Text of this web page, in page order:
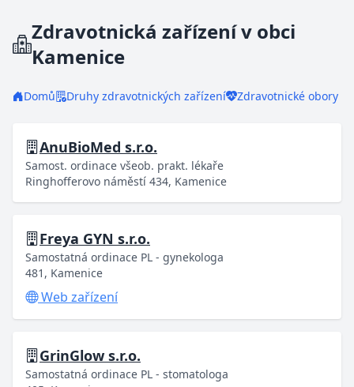
Zdravotnická zařízení v obci
Kamenice
Domů Druhy zdravotnických zařízení Zdravotnické obory
AnuBioMed s.r.o.
Samost. ordinace všeob. prakt. lékaře
Ringhofferovo náměstí 434, Kamenice
Freya GYN s.r.o.
Samostatná ordinace PL - gynekologa
481, Kamenice
Web zařízení
GrinGlow s.r.o.
Samostatná ordinace PL - stomatologa